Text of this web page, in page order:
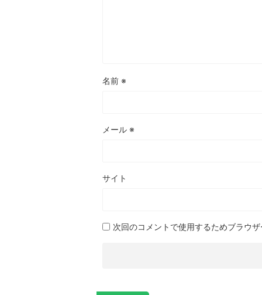
名前 ※
メール ※
サイト
次回のコメントで使用するためブラウ